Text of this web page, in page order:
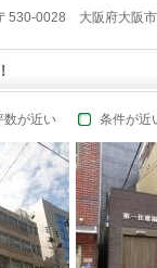
530-0028 大阪府大阪
数が近い 条件が近